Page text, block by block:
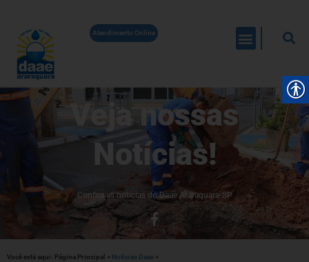
Atendimento Online
Veja nossas
Notícias!
Confira as noticias do Daae Araraquara-SP
Você está aqui: Página Principal > Notícias Daae >